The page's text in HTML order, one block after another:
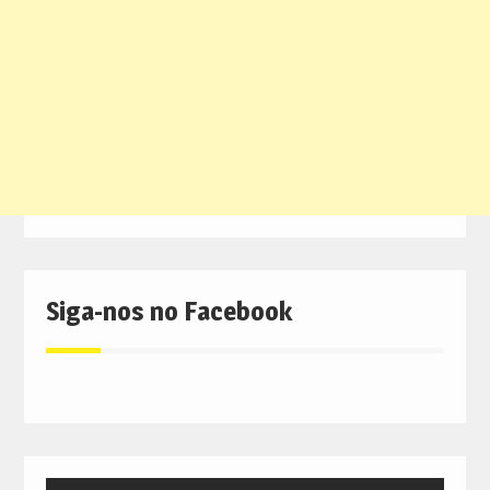
Siga-nos no Facebook